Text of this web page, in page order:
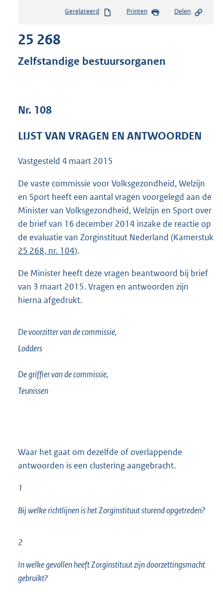
s
s
e
K
Gerelateerd Printen Delen
25 268
Zelfstandige bestuursorganen
Nr. 108
LIJST VAN VRAGEN EN ANTWOORDEN
Vastgesteld 4 maart 2015
De vaste commissie voor Volksgezondheid, Welzijn
en Sport heeft een aantal vragen voorgelegd aan de
Minister van Volksgezondheid, Welzijn en Sport over
de brief van 16 december 2014 inzake de reactie op
de evaluatie van Zorginstituut Nederland (Kamerstuk
25 268, nr. 104).
De Minister heeft deze vragen beantwoord bij brief
van 3 maart 2015. Vragen en antwoorden zijn
hierna afgedrukt.
De voorzitter van de commissie,
Lodders
De griffier van de commissie,
Teunissen
Waar het gaat om dezelfde of overlappende
antwoorden is een clustering aangebracht.
1
Bij welke richtlijnen is het Zorginstituut sturend opgetreden?
2
In welke gevallen heeft Zorginstituut zijn doorzettingsmacht
gebruikt?